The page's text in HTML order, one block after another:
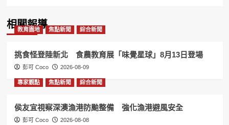
相關報導
教育園地 焦點新聞 綜合新聞
挑食怪登陸新北 食農教育展「味覺星球」8月13日登場
彭可 Coco 2026-08-09
專家觀點 焦點新聞 綜合新聞
侯友宜視察深澳漁港防颱整備 強化漁港避風安全
彭可 Coco 2026-08-08